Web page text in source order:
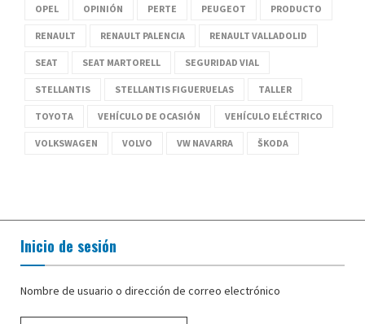
OPEL OPINIÓN PERTE PEUGEOT PRODUCTO
RENAULT RENAULT PALENCIA RENAULT VALLADOLID
SEAT SEAT MARTORELL SEGURIDAD VIAL
STELLANTIS STELLANTIS FIGUERUELAS TALLER
TOYOTA VEHÍCULO DE OCASIÓN VEHÍCULO ELÉCTRICO
VOLKSWAGEN VOLVO VW NAVARRA ŠKODA
Inicio de sesión
Nombre de usuario o dirección de correo electrónico